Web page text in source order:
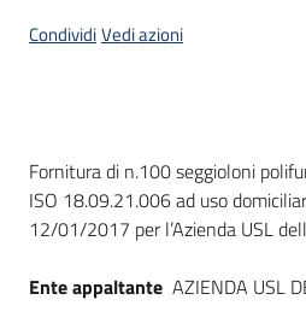
telematiche
CondividiVedi azioni
Dati del bando
Fornitura di n.100 seggioloni
ISO 18.09.21.006 ad uso
12/01/2017 per l’Azienda USL
Ente appaltante AZIENDA USL